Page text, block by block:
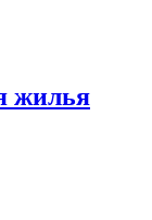
жилья